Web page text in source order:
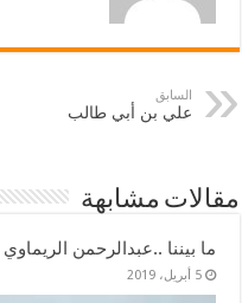
السابق
علي بن أبي طالب
مقالات مشابهة
ما بيننا ..عبدالرحمن الريماوي
5 أبريل، 2019